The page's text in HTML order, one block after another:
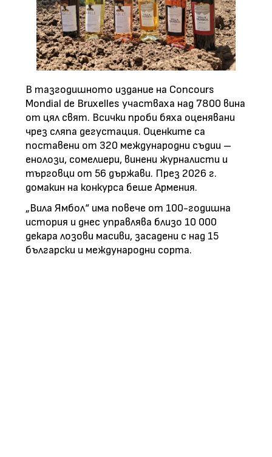
В тазгодишното издание на Concours
Mondial de Bruxelles участваха над 7800 вина
от цял свят. Всички проби бяха оценявани
чрез сляпа дегустация. Оценките са
поставени от 320 международни съдии –
енолози, сомелиери, винени журналисти и
търговци от 56 държави. През 2026 г.
домакин на конкурса беше Армения.
„Вила Ямбол“ има повече от 100-годишна
история и днес управлява близо 10 000
декара лозови масиви, засадени с над 15
български и международни сорта.